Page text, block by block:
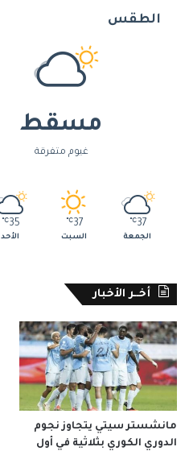
الطقس
مسقط
غيوم متفرقة
37
℃
الجمعة
37
℃
السبت
35
℃
الأحد
أخــر الأخبار
مانشستر سيتي يتجاوز نجوم
الدوري الكوري بثلاثية في أول